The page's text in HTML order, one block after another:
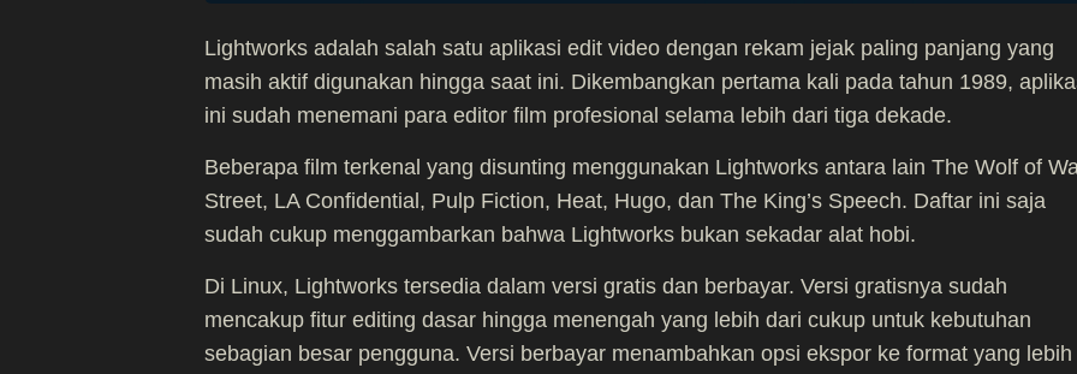
Lightworks adalah salah satu aplikasi edit video dengan rekam jejak paling panjang yang
masih aktif digunakan hingga saat ini. Dikembangkan pertama kali pada tahun 1989,
ini sudah menemani para editor film profesional selama lebih dari tiga dekade.
Beberapa film terkenal yang disunting menggunakan Lightworks antara lain The Wolf of
Street, LA Confidential, Pulp Fiction, Heat, Hugo, dan The King’s Speech. Daftar ini saja
sudah cukup menggambarkan bahwa Lightworks bukan sekadar alat hobi.
Di Linux, Lightworks tersedia dalam versi gratis dan berbayar. Versi gratisnya sudah
mencakup fitur editing dasar hingga menengah yang lebih dari cukup untuk kebutuhan
sebagian besar pengguna. Versi berbayar menambahkan opsi ekspor ke format yang lebih